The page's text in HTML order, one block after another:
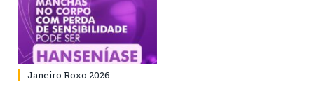
Janeiro Roxo 2026